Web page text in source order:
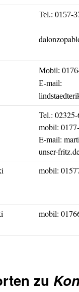
Tel.: 0157-
Mobil:
E-mail:
Tel.: 02325-
mobil:
E-mail:
unser-
mobil:
mobil:
zu